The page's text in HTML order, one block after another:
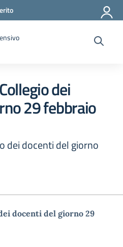
dei
29 febbraio
dei docenti del giorno
docenti del giorno 29